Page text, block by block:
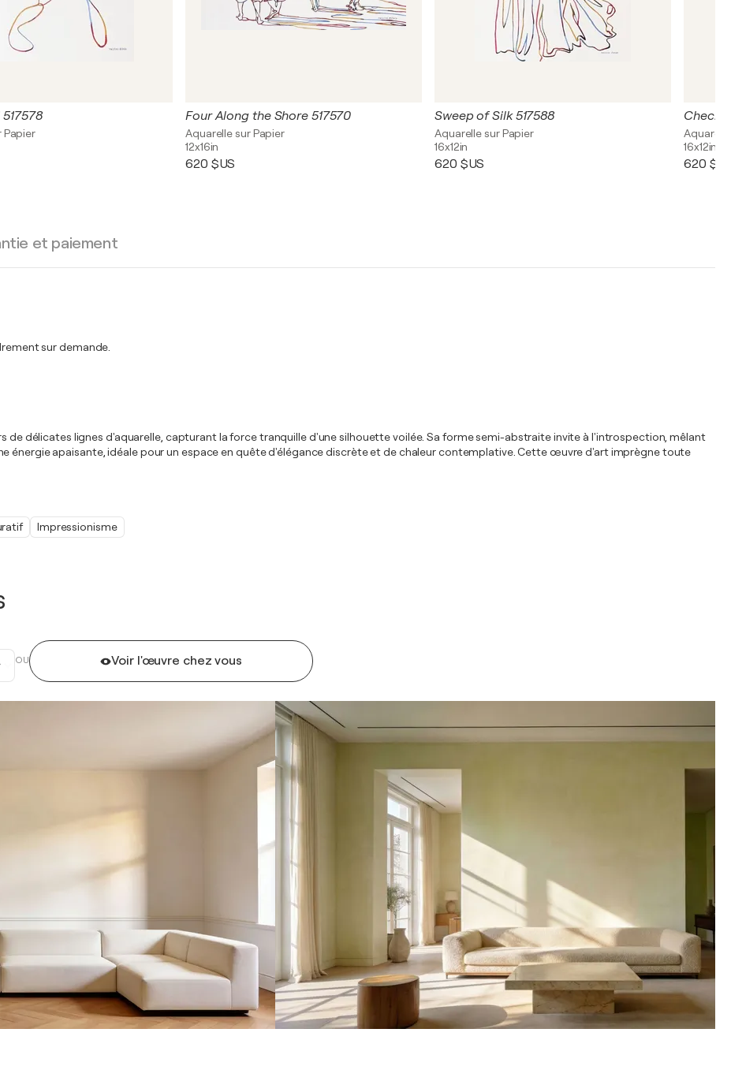
OU Voir l'œuvre chez vous
Papier
Four Along the Shore 517570
Aquarelle sur Papier
12x16in
620 $US
Sweep of Silk 517588
Aquarelle sur Papier
16x12in
620 $US
16x12in
620
et paiement
sur demande.
de délicates lignes d'aquarelle, capturant la force tranquille d'une silhouette voilée. Sa forme semi-abstraite invite à l'introspection, mêlant
énergie apaisante, idéale pour un espace en quête d'élégance discrète et de chaleur contemplative. Cette œuvre d'art imprègne toute
Impressionisme